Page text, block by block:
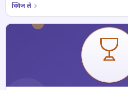
क्विज़ लें